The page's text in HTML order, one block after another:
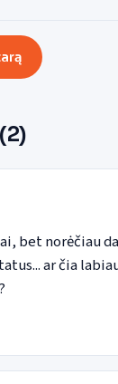
(2)
bet norėčiau
ar čia